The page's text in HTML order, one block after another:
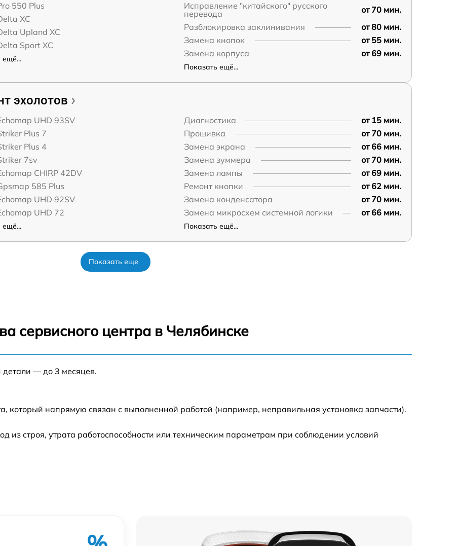
550 Plus
XC
Upland XC
Sport XC
ещё...
Исправление "китайского" русского
перевода
от 70 мин.
Разблокировка заклинивания
от 80 мин.
Замена кнопок
от 55 мин.
Замена корпуса
от 69 мин.
Показать ещё...
эхолотов
UHD 93SV
Plus 7
Plus 4
7sv
CHIRP 42DV
585 Plus
UHD 92SV
UHD 72
ещё...
Диагностика
от 15 мин.
Прошивка
от 70 мин.
Замена экрана
от 66 мин.
Замена зуммера
от 70 мин.
Замена лампы
от 69 мин.
Ремонт кнопки
от 62 мин.
Замена конденсатора
от 70 мин.
Замена микросхем системной логики
от 66 мин.
Показать ещё...
Показать еще
сервисного центра в Челябинске
детали — до 3 месяцев.
который напрямую связан с выполненной работой (например, неправильная установка запчасти).
строя, утрата работоспособности или техническим параметрам при соблюдении условий